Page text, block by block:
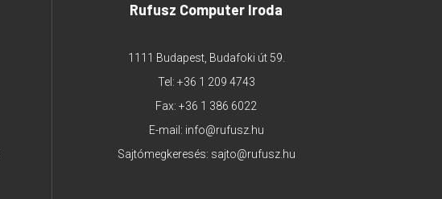
Rufusz Computer Iroda
1111 Budapest, Budafoki út 59.
Tel: +36 1 209 4743
Fax: +36 1 386 6022
E-mail: info@rufusz.hu
Sajtómegkeresés: sajto@rufusz.hu